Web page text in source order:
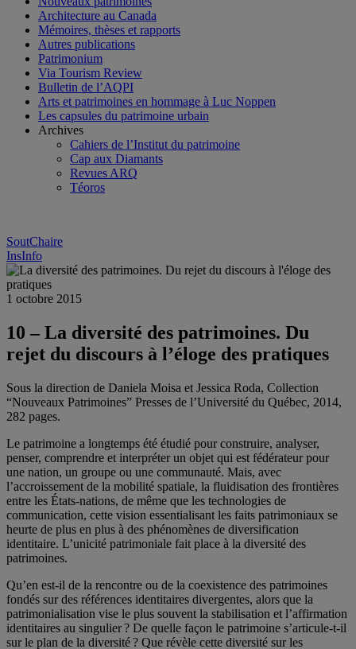
Architecture au Canada
Mémoires, thèses et rapports
Autres publications
Patrimonium
Via Tourism Review
Bulletin de l’AQPI
Arts et patrimoines en hommage à Luc Noppen
Les capsules du patrimoine urbain
Archives
Cahiers de l’Institut du patrimoine
Cap aux Diamants
Revues ARQ
Téoros
SoutChaire
InsInfo
1 octobre 2015
10 – La diversité des patrimoines. Du
rejet du discours à l’éloge des pratiques
Sous la direction de Daniela Moisa et Jessica Roda, Collection
“Nouveaux Patrimoines” Presses de l’Université du Québec, 2014,
282 pages.
Le patrimoine a longtemps été étudié pour construire, analyser,
penser, comprendre et interpréter un objet qui est fédérateur pour
une nation, un groupe ou une communauté. Mais, avec
l’accroissement de la mobilité spatiale, la fluidisation des frontières
entre les États-nations, de même que les technologies de
communication, cette vision essentialisant les faits patrimoniaux se
heurte de plus en plus à des phénomènes de diversification
identitaire. L’unicité patrimoniale fait place à la diversité des
patrimoines.
Qu’en est-il de la rencontre ou de la coexistence des patrimoines
fondés sur des références identitaires divergentes, alors que la
patrimonialisation vise le plus souvent la stabilisation et l’affirmation
identitaires au singulier ? De quelle façon le patrimoine s’articule-t-il
sur le plan de la diversité ? Que révèle cette diversité sur les